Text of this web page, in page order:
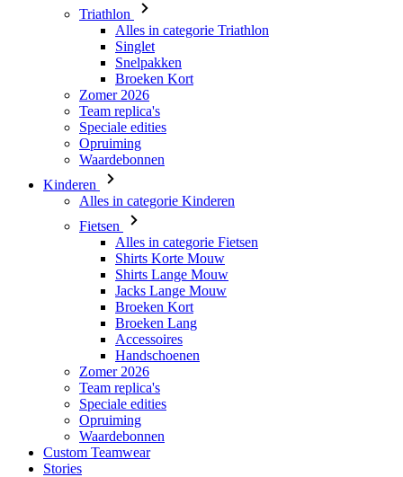
Triathlon
Alles in categorie Triathlon
Singlet
Snelpakken
Broeken Kort
Zomer 2026
Team replica's
Speciale edities
Opruiming
Waardebonnen
Kinderen
Alles in categorie Kinderen
Fietsen
Alles in categorie Fietsen
Shirts Korte Mouw
Shirts Lange Mouw
Jacks Lange Mouw
Broeken Kort
Broeken Lang
Accessoires
Handschoenen
Zomer 2026
Team replica's
Speciale edities
Opruiming
Waardebonnen
Custom Teamwear
Stories